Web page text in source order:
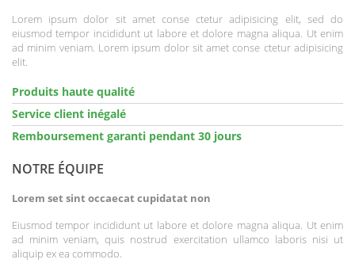
Lorem ipsum dolor sit amet conse ctetur adipisicing elit, sed do
eiusmod tempor incididunt ut labore et dolore magna aliqua. Ut enim
ad minim veniam. Lorem ipsum dolor sit amet conse ctetur adipisicing
elit.
Produits haute qualité
Service client inégalé
Remboursement garanti pendant 30 jours
NOTRE ÉQUIPE
Lorem set sint occaecat cupidatat non
Eiusmod tempor incididunt ut labore et dolore magna aliqua. Ut enim
ad minim veniam, quis nostrud exercitation ullamco laboris nisi ut
aliquip ex ea commodo.